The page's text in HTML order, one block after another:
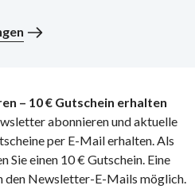
– 10 € Gutschein erhalten
abonnieren und aktuelle
per E-Mail erhalten. Als
Sie einen 10 € Gutschein. Eine
den Newsletter-E-Mails möglich.